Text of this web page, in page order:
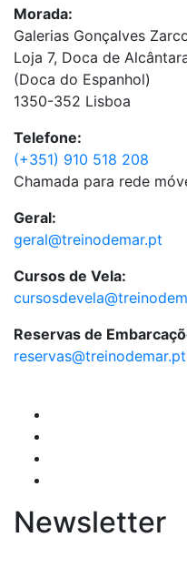
Morada:
Galerias Gonçalves
Loja 7, Doca de
(Doca do Espanhol)
1350-352 Lisboa
Telefone:
(+351) 910 518 208
Chamada para rede
Geral:
geral@treinodemar.pt
Cursos de Vela:
Reservas de
reservas@treinodemar.pt
Newsletter